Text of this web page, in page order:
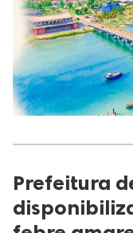
Prefeitura